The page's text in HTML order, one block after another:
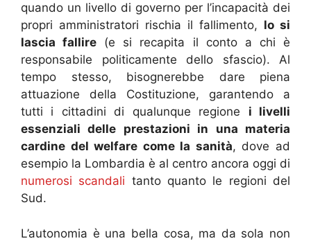
quando un livello di governo per l’incapacità dei
propri amministratori rischia il fallimento, lo si
lascia fallire (e si recapita il conto a chi è
responsabile politicamente dello sfascio). Al
tempo stesso, bisognerebbe dare piena
attuazione della Costituzione, garantendo a
tutti i cittadini di qualunque regione i livelli
essenziali delle prestazioni in una materia
cardine del welfare come la sanità, dove ad
esempio la Lombardia è al centro ancora oggi di
numerosi scandali tanto quanto le regioni del
Sud.
L’autonomia è una bella cosa, ma da sola non